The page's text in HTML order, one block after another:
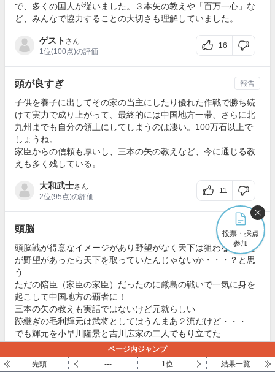
で、多くの国人が従いました。３本矢の教えや「百万一心」な
ど、みんなで協力することの大切さも理解していました。
ゲスト さん
1位(100点)の評価
16
頭が良すぎ
子供を養子に出してその家の当主にしたり優れた作戦で勝ち続
けて実力で成り上がって、最終的には中国地方一帯、さらに北
九州までも自分の領土にしてしまうのは凄い。100万石以上で
しょうね。
家臣からの信頼も厚いし、三本の矢の教えなど、今に通じる教
えも多く残している。
大和武士さん
2位(95点)の評価
11
報告
頭脳
頭脳戦が得意なイメージがあり野望がなく天下は狙わなかった
が野望があったら天下を取っていたんじゃないか・・・？と思
う
ただの陪臣（家臣の家臣）だったのに厳島の戦いで一気に身を
起こして中国地方の覇者に！
三本の矢の教えも実話ではないけど元就らしい
跡継ぎの毛利輝元は武将としてはうんまあ２流だけど・・・
でも輝元を小早川隆景と吉川広家の二人でもり立てた
頭脳戦は最強何じゃないかと思う
祖先武田家家臣だった人 さん
報告
投票・採点
参加
ページ内ジャンプ
先頭
--- 1位 結果一覧